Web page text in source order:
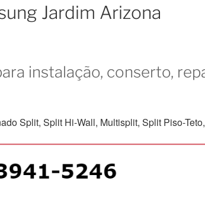
Jardim Arizona
instalação, conserto,
Split, Split Hi-Wall, Multisplit, Split Piso-